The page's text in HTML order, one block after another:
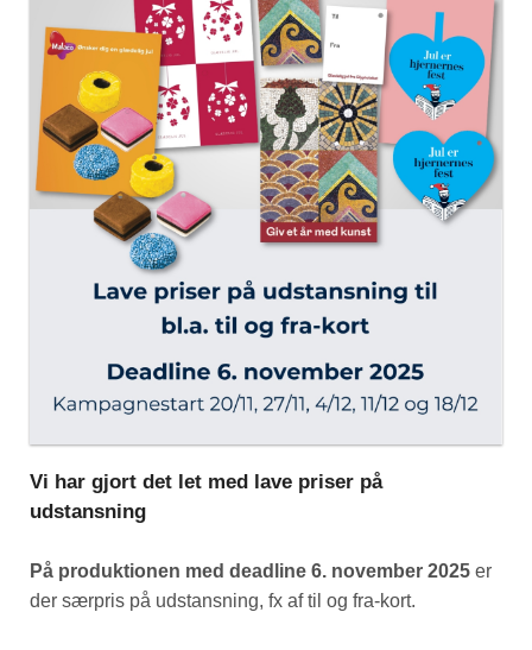
Vi har gjort det let med lave priser på
udstansning
På produktionen med deadline 6. november 2025 er
der særpris på udstansning, fx af til og fra-kort.